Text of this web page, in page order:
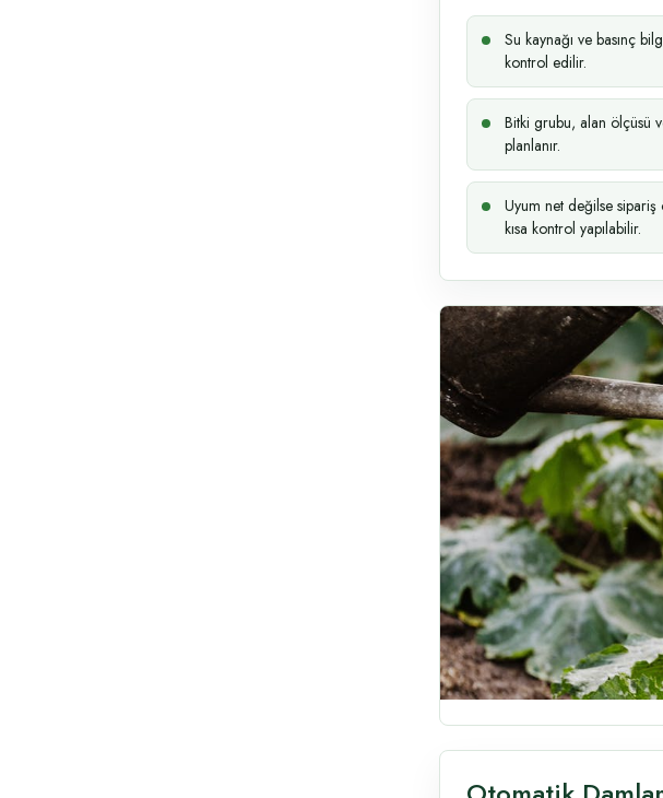
Su kaynağı ve basınç
kontrol edilir.
Bitki grubu, alan ölçüsü
planlanır.
Uyum net değilse
kısa kontrol yapılabilir.